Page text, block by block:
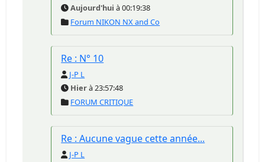
Aujourd'hui à 00:19:38
Forum NIKON NX and Co
Re : N° 10
J-P L
Hierà 23:57:48
FORUM CRITIQUE
Re : Aucune vague cette année...
J-P L